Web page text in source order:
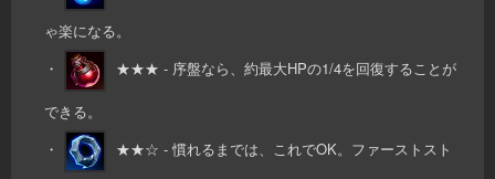
ゃ楽になる。
・
★★★ - 序盤なら、約最大HPの1/4を回復することが
できる。
・
★★☆ - 慣れるまでは、これでOK。ファーストスト